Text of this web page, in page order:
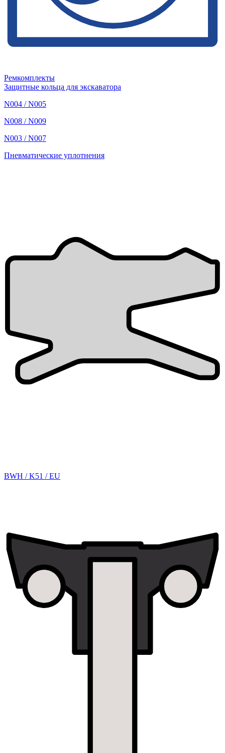
Ремкомплекты
Защитные кольца для экскаватора
N004 / N005
N008 / N009
N003 / N007
Пневматические уплотнения
BWH / K51 / EU